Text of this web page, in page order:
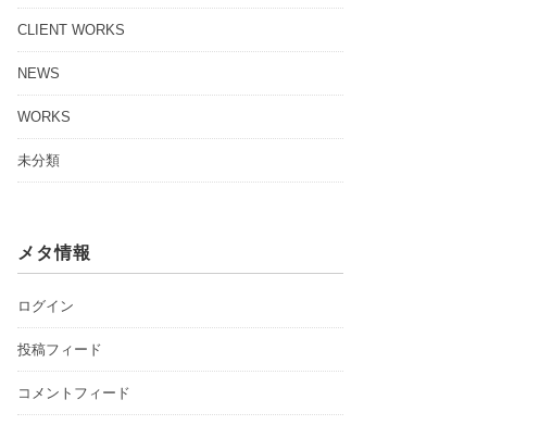
CLIENT WORKS
NEWS
WORKS
未分類
メタ情報
ログイン
投稿フィード
コメントフィード